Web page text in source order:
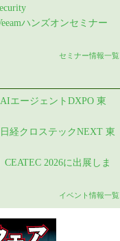
ハンズオンセミナー
セミナー情報一覧
AIエージェントDXPO 東
日経クロステックNEXT 東
CEATEC 2026に出展しま
イベント情報一覧